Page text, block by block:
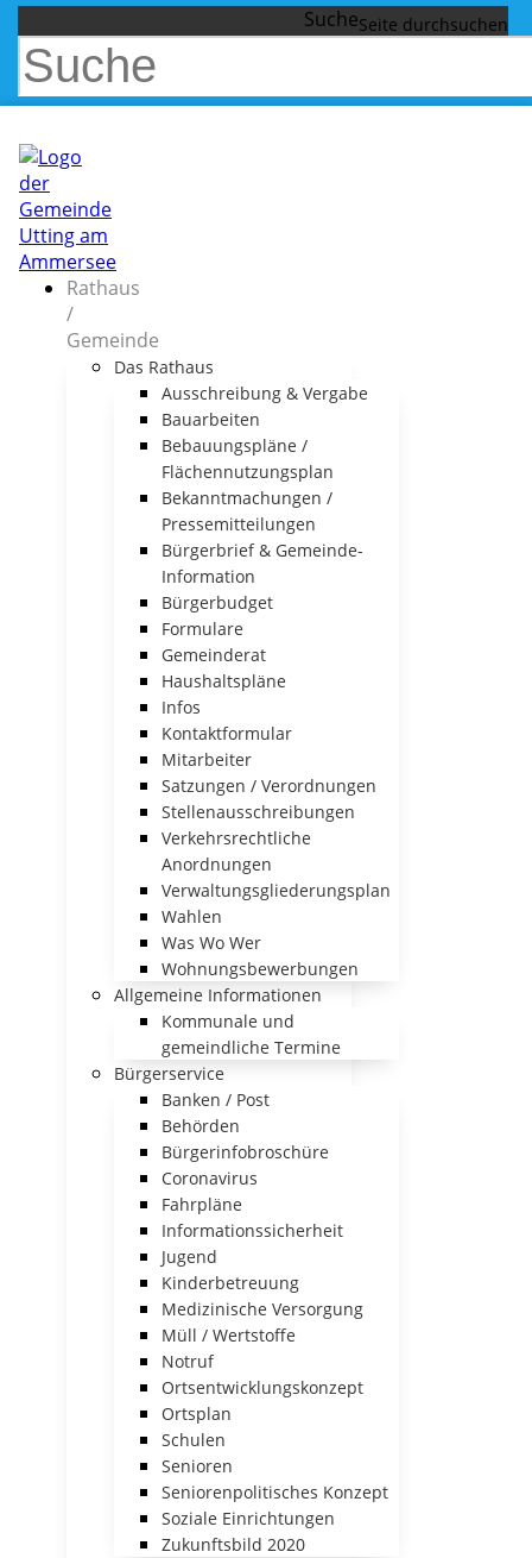
Suche
Rathaus
/
Gemeinde
Das Rathaus
Ausschreibung & Vergabe
Bauarbeiten
Bebauungspläne /
Flächennutzungsplan
Bekanntmachungen /
Pressemitteilungen
Bürgerbrief & Gemeinde-
Information
Bürgerbudget
Formulare
Gemeinderat
Haushaltspläne
Infos
Kontaktformular
Mitarbeiter
Satzungen / Verordnungen
Stellenausschreibungen
Verkehrsrechtliche
Anordnungen
Verwaltungsgliederungsplan
Wahlen
Was Wo Wer
Wohnungsbewerbungen
Allgemeine Informationen
Kommunale und
gemeindliche Termine
Bürgerservice
Banken / Post
Behörden
Bürgerinfobroschüre
Coronavirus
Fahrpläne
Informationssicherheit
Jugend
Kinderbetreuung
Medizinische Versorgung
Müll / Wertstoffe
Notruf
Ortsentwicklungskonzept
Ortsplan
Schulen
Senioren
Seniorenpolitisches Konzept
Soziale Einrichtungen
Zukunftsbild 2020